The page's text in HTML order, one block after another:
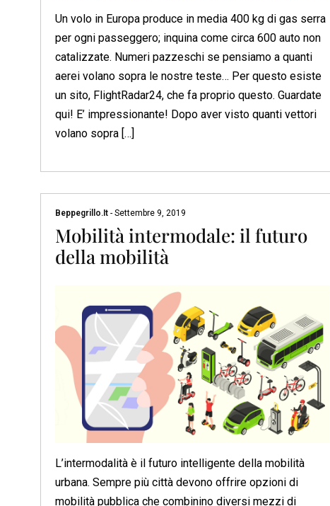
Un volo in Europa produce in media 400 kg di gas serra
per ogni passeggero; inquina come circa 600 auto non
catalizzate. Numeri pazzeschi se pensiamo a quanti
aerei volano sopra le nostre teste… Per questo esiste
un sito, FlightRadar24, che fa proprio questo. Guardate
qui! E’ impressionante! Dopo aver visto quanti vettori
volano sopra […]
Beppegrillo.it - Settembre 9, 2019
Mobilità intermodale: il futuro
della mobilità
L’intermodalità è il futuro intelligente della mobilità
urbana. Sempre più città devono offrire opzioni di
mobilità pubblica che combinino diversi mezzi di